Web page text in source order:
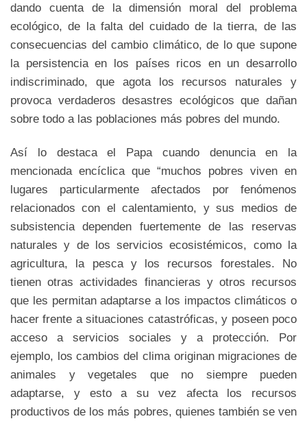
dando cuenta de la dimensión moral del problema
ecológico, de la falta del cuidado de la tierra, de las
consecuencias del cambio climático, de lo que supone
la persistencia en los países ricos en un desarrollo
indiscriminado, que agota los recursos naturales y
provoca verdaderos desastres ecológicos que dañan
sobre todo a las poblaciones más pobres del mundo.
Así lo destaca el Papa cuando denuncia en la
mencionada encíclica que “muchos pobres viven en
lugares particularmente afectados por fenómenos
relacionados con el calentamiento, y sus medios de
subsistencia dependen fuertemente de las reservas
naturales y de los servicios ecosistémicos, como la
agricultura, la pesca y los recursos forestales. No
tienen otras actividades financieras y otros recursos
que les permitan adaptarse a los impactos climáticos o
hacer frente a situaciones catastróficas, y poseen poco
acceso a servicios sociales y a protección. Por
ejemplo, los cambios del clima originan migraciones de
animales y vegetales que no siempre pueden
adaptarse, y esto a su vez afecta los recursos
productivos de los más pobres, quienes también se ven